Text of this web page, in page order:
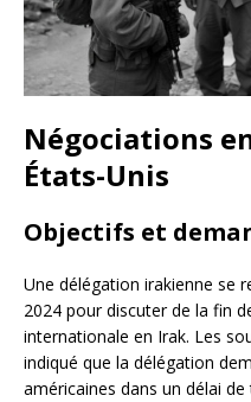
Négociations
États-Unis
Objectifs et
Une délégation irakienne se
2024 pour discuter de la fin
internationale en Irak. Les
indiqué que la délégation
américaines dans un délai